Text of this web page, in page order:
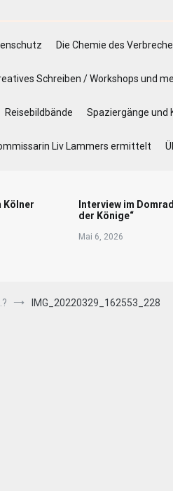
Die Chemie des
Schreiben / Workshops und
Reisebildbände Spaziergänge und
Liv Lammers ermittelt
Kölner
Interview im
der Könige“
Mai 6, 2026
IMG_20220329_162553_228